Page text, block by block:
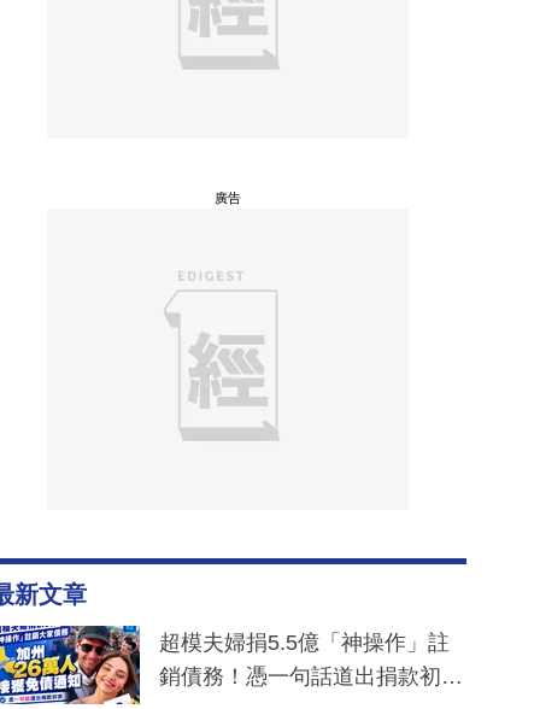
廣告
新文章
超模夫婦捐5.5億「神操作」註
銷債務！憑一句話道出捐款初